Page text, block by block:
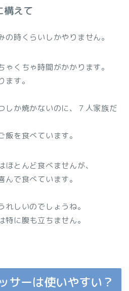
構えて
時くらいしかやりません。
くちゃ時間がかかります。
す。
しか焼かないのに、７人家族だ
を食べています。
とんど食べませんが、
で食べています。
しいのでしょうね。
に腹も立ちません。
サーは使いやすい？